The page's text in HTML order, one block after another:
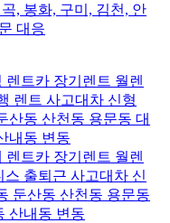
, 봉화, 구미, 김천, 안
대응
트카 장기렌트 월렌
렌트 사고대차 신형
산동 산천동 용문동 대
내동 변동
트카 장기렌트 월렌
출퇴근 사고대차 신
둔산동 산천동 용문동
산내동 변동